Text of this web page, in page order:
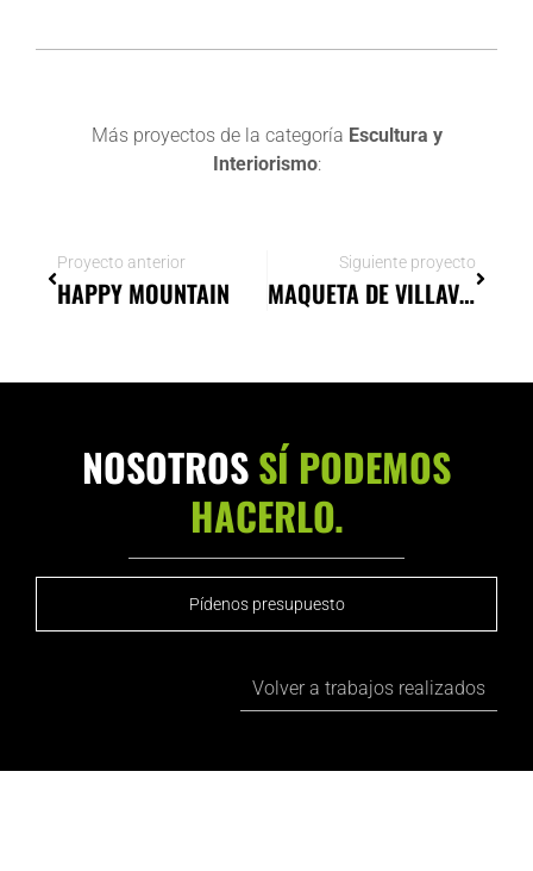
Más proyectos de la categoría Escultura y
Interiorismo:
Proyecto anterior
HAPPY MOUNTAIN
Siguiente proyecto
MAQUETA DE VILLAVICIOSA: LA PUEBLA MALIAYO EN BRONCE
Pídenos presupuesto
NOSOTROSSÍ PODEMOS
HACERLO.
Volver a trabajos realizados